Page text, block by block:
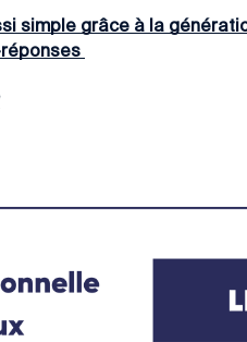
simple grâce à la